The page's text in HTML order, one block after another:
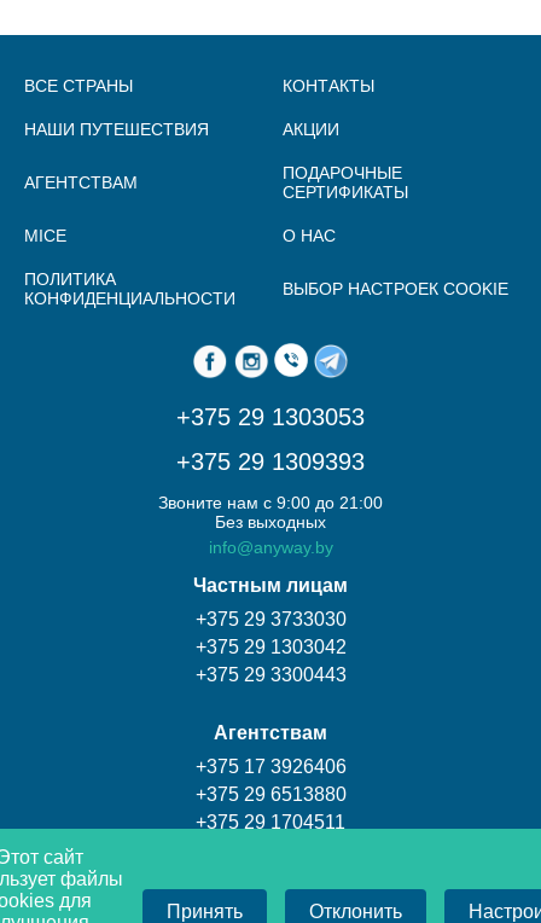
ВСЕ СТРАНЫ КОНТАКТЫ
НАШИ ПУТЕШЕСТВИЯ АКЦИИ
АГЕНТСТВАМ
ПОДАРОЧНЫЕ
СЕРТИФИКАТЫ
MICE О НАС
ПОЛИТИКА
КОНФИДЕНЦИАЛЬНОСТИ
ВЫБОР НАСТРОЕК COOKIE
+375 29 1303053
+375 29 1309393
Звоните нам с 9:00 до 21:00
Без выходных
info@anyway.by
Частным лицам
+375 29 3733030
+375 29 1303042
+375 29 3300443
Агентствам
+375 17 3926406
+375 29 6513880
+375 29 1704511
+375 17 3009393
сайт
файлы
для
Принять Отклонить